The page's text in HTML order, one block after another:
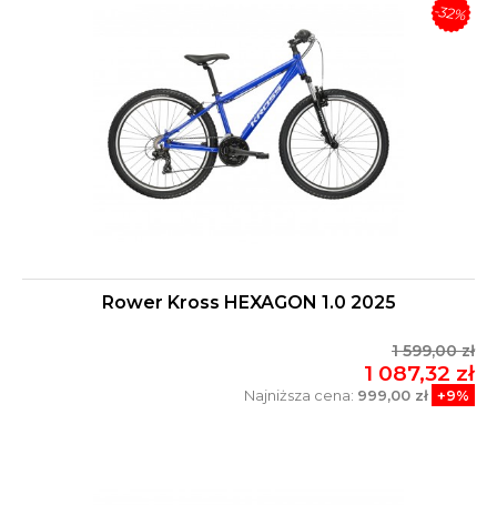
Rower Kross HEXAGON 1.0 2025
1 599,00 zł
1 087,32 zł
Najniższa cena: 999,00 zł +9%
-32%